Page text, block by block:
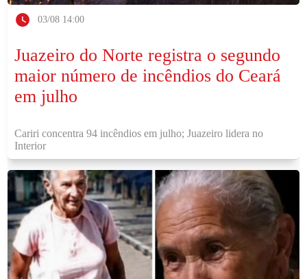
03/08 14:00
Juazeiro do Norte registra o segundo
maior número de incêndios do Ceará
em julho
Cariri concentra 94 incêndios em julho; Juazeiro lidera no
Interior